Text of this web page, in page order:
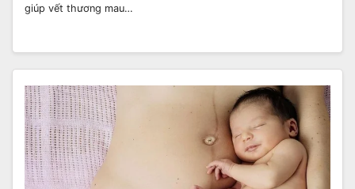
giúp vết thương mau…